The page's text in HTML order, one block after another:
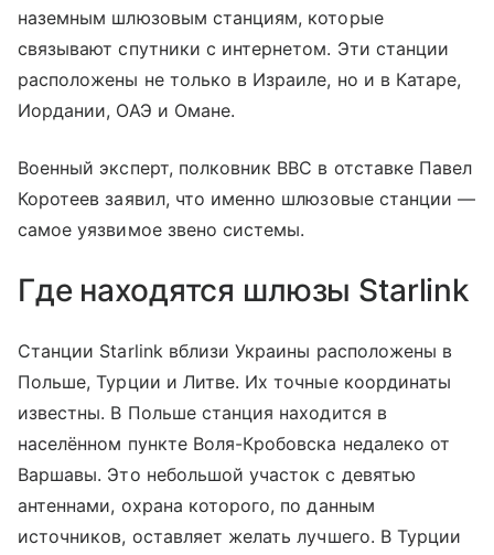
наземным шлюзовым станциям, которые
связывают спутники с интернетом. Эти станции
расположены не только в Израиле, но и в Катаре,
Иордании, ОАЭ и Омане.
Военный эксперт, полковник ВВС в отставке Павел
Коротеев заявил, что именно шлюзовые станции —
самое уязвимое звено системы.
Где находятся шлюзы Starlink
Станции Starlink вблизи Украины расположены в
Польше, Турции и Литве. Их точные координаты
известны. В Польше станция находится в
населённом пункте Воля-Кробовска недалеко от
Варшавы. Это небольшой участок с девятью
антеннами, охрана которого, по данным
источников, оставляет желать лучшего. В Турции